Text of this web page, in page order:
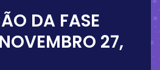
DA FASE
NOVEMBRO 27,